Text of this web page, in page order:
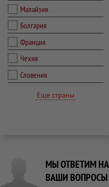
Малайзия
Болгария
Франция
Чехия
Словения
Еще страны
МЫ ОТВЕТИМ НА
ВАШИ ВОПРОСЫ